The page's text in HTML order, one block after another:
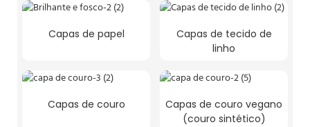
Capas de papel
Capas de tecido de
linho
Capas de couro
Capas de couro vegano
(couro sintético)